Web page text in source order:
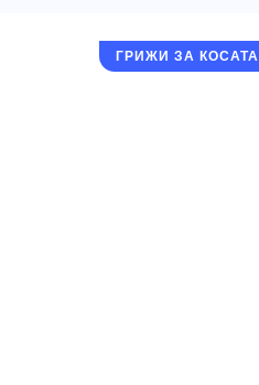
ГРИЖИ ЗА КОСАТА